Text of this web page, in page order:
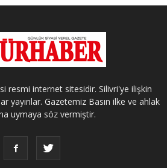
resmi internet sitesidir. Silivri'ye ilişkin
yayınlar. Gazetemiz Basın ilke ve ahlak
uymaya söz vermiştir.